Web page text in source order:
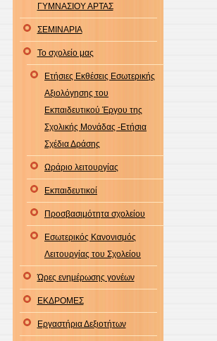
ΓΥΜΝΑΣΙΟΥ ΑΡΤΑΣ
ΣΕΜΙΝΑΡΙΑ
Το σχολείο μας
Ετήσιες Εκθέσεις Εσωτερικής
Αξιολόγησης του
Εκπαιδευτικού Έργου της
Σχολικής Μονάδας -Ετήσια
Σχέδια Δράσης
Ωράριο λειτουργίας
Εκπαιδευτικοί
Προσβασιμότητα σχολείου
Εσωτερικός Κανονισμός
Λειτουργίας του Σχολείου
Ώρες ενημέρωσης γονέων
ΕΚΔΡΟΜΕΣ
Εργαστήρια Δεξιοτήτων